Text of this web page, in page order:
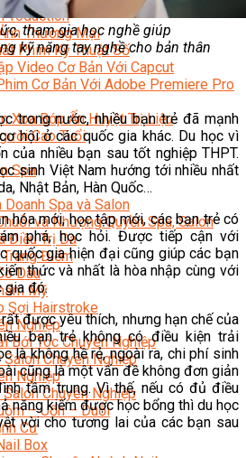
Thương Mại
Phim Kỹ Thuật Số
Video Cơ Bản Với Capcut
Cơ Bản Với Adobe Premiere Pro
Xoa Bóp Ấn Huyệt Trị Liệu
Cao Tuổi
Spa
Doanh Spa và Salon
và Nhượng Quyền Spa, Salon
Điều Trị Da
Điểm
Dâu
Mỹ
Sợi Hairstroke
Nghiệp
Bới Tóc Chuyên Nghiệp
Salon Chuyên Nghiệp
Nghiệp
Chuyên Nghiệp
– Uốn – Duỗi
Cư
Box
tham gia học nghề giúp
kỹ năng tay nghề cho bản thân
trong nước, nhiều bạn trẻ đã mạnh
hội ở các quốc gia khác. Du học vì
của nhiều bạn sau tốt nghiệp THPT.
sinh Việt Nam hướng tới nhiều nhất
Nhật Bản, Hàn Quốc…
hóa mới, học tập mới, các bạn trẻ có
phá, học hỏi. Được tiếp cận với
quốc gia hiện đại cũng giúp các bạn
thức và nhất là hòa nhập cùng với
gia đó.
được yêu thích, nhưng hạn chế của
bạn trẻ không có điều kiện trải
là không hề rẻ, ngoài ra, chi phí sinh
cũng là một vấn đề không đơn giản
tầm trung. Vì thế, nếu có đủ điều
năng kiếm được học bổng thì du học
vời cho tương lai của các bạn sau